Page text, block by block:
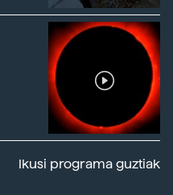
Ikusi programa guztiak